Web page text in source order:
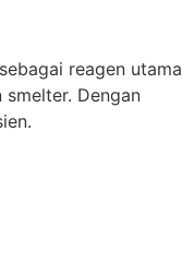
reagen utama
Dengan